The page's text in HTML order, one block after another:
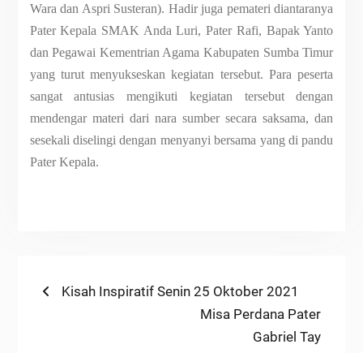
Wara dan Aspri Susteran). Hadir juga pemateri diantaranya
Pater Kepala SMAK Anda Luri, Pater Rafi, Bapak Yanto
dan Pegawai Kementrian Agama Kabupaten Sumba Timur
yang turut menyukseskan kegiatan tersebut. Para peserta
sangat antusias mengikuti kegiatan tersebut dengan
mendengar materi dari nara sumber secara saksama, dan
sesekali diselingi dengan menyanyi bersama yang di pandu
Pater Kepala.
Navigasi
Previous
Kisah Inspiratif Senin 25 Oktober 2021
Next
Misa Perdana Pater
Gabriel Tay